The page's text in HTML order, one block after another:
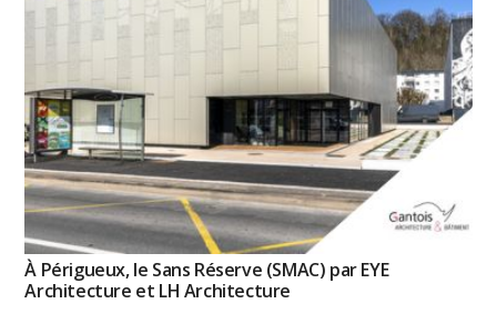
À Périgueux, le Sans Réserve (SMAC) par EYE
Architecture et LH Architecture